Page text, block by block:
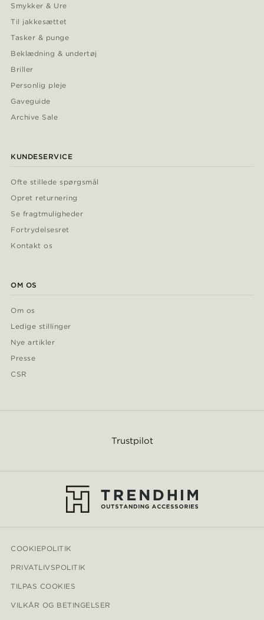
Smykker & Ure
Til jakkesættet
Tasker & punge
Beklædning & undertøj
Briller
Personlig pleje
Gaveguide
Archive Sale
KUNDESERVICE
Ofte stillede spørgsmål
Opret returnering
Se fragtmuligheder
Fortrydelsesret
Kontakt os
OM OS
Om os
Ledige stillinger
Nye artikler
Presse
CSR
Trustpilot
COOKIEPOLITIK
PRIVATLIVSPOLITIK
TILPAS COOKIES
VILKÅR OG BETINGELSER